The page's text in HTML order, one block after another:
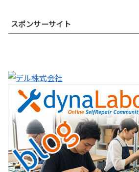
スポンサーサイト